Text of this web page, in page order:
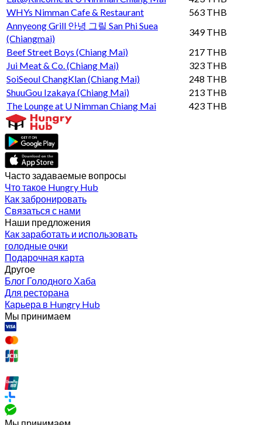
WHYs Nimman Cafe & Restaurant
563 THB
Annyeong Grill 안녕 그릴 San Phi Suea
(Chiangmai)
349 THB
Beef Street Boys (Chiang Mai)
217 THB
Jui Meat & Co. (Chiang Mai)
323 THB
SoiSeoul ChangKlan (Chiang Mai)
248 THB
ShuuGou Izakaya (Chiang Mai)
213 THB
The Lounge at U Nimman Chiang Mai
423 THB
Часто задаваемые вопросы
Что такое Hungry Hub
Как забронировать
Связаться с нами
Наши предложения
Как заработать и использовать
голодные очки
Подарочная карта
Другое
Блог Голодного Хаба
Для ресторана
Карьера в Hungry Hub
Мы принимаем
Мы принимаем